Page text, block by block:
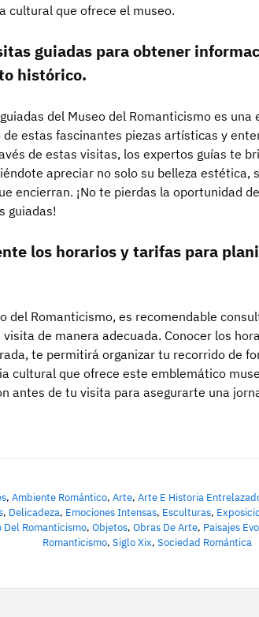
cultural que ofrece el museo.
guiadas para obtener
histórico.
del Museo del Romanticismo es una
estas fascinantes piezas artísticas y
de estas visitas, los expertos guías te
apreciar no solo su belleza estética,
encierran. ¡No te pierdas la oportunidad
guiadas!
los horarios y tarifas para
del Romanticismo, es recomendable
de manera adecuada. Conocer los
te permitirá organizar tu recorrido de
cultural que ofrece este emblemático
antes de tu visita para asegurarte una
, Ambiente Romántico, Arte, Arte E Historia
, Delicadeza, Emociones Intensas, Esculturas,
Del Romanticismo, Objetos, Obras De Arte, Paisajes
Romanticismo, Siglo Xix, Sociedad Romántica